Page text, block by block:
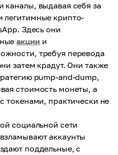
выдавая себя за
легитимные крипто-
Здесь они
акции и
требуя перевода
затем крадут. Они также
pump-and-dump,
стоимость монеты, а
токенами, практически не
социальной сети
аккаунты
поддельные, с